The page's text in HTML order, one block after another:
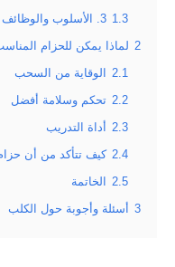
1.3 3. الأسلوب والوظائف
2 لماذا يمكن للحزام
2.1 الوقاية من السحب
2.2 تحكم وسلامة أفضل
2.3 أداة التدريب
2.4 كيف تتأكد من أن
2.5 الخاتمة
3 أسئلة وأجوبة حول الكلب